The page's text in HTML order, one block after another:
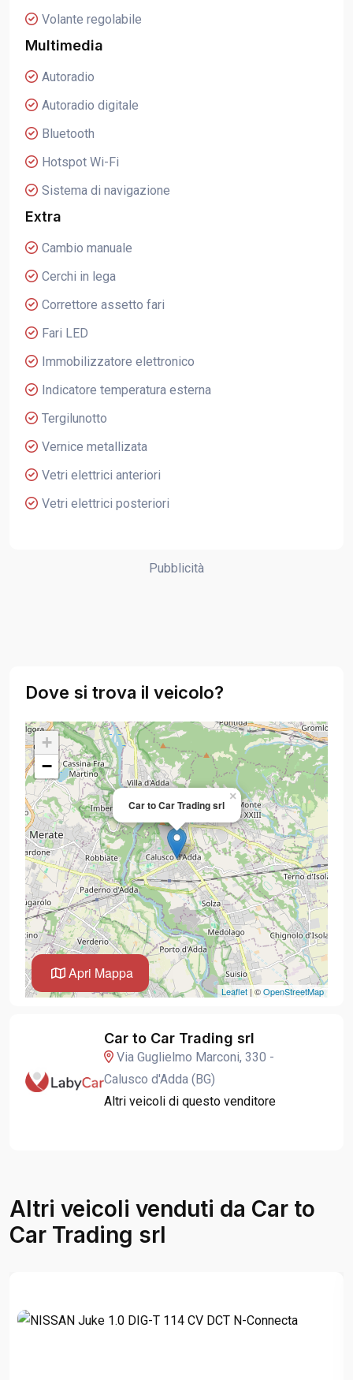
Volante regolabile
Multimedia
Autoradio
Autoradio digitale
Bluetooth
Hotspot Wi-Fi
Sistema di navigazione
Extra
Cambio manuale
Cerchi in lega
Correttore assetto fari
Fari LED
Immobilizzatore elettronico
Indicatore temperatura esterna
Tergilunotto
Vernice metallizata
Vetri elettrici anteriori
Vetri elettrici posteriori
Pubblicità
Dove si trova il veicolo?
Apri Mappa
Car to Car Trading srl
×
+
−
Leaflet | ©OpenStreetMap
Car to Car Trading srl
Via Guglielmo Marconi, 330 -
Calusco d'Adda (BG)
Altri veicoli di questo venditore
Altri veicoli venduti da Car to
Car Trading srl